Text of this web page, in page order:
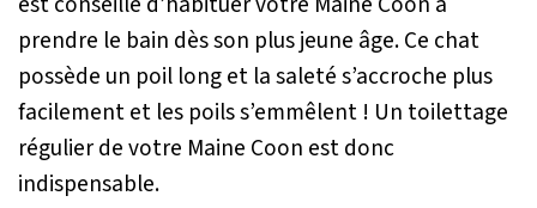
prendre le bain dès son plus jeune âge. Ce chat
possède un poil long et la saleté s’accroche plus
facilement et les poils s’emmêlent ! Un toilettage
régulier de votre Maine Coon est donc
indispensable.